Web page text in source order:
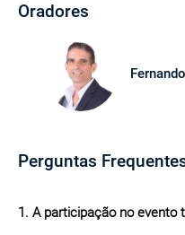
Oradores
Perguntas
1. A participação no evento